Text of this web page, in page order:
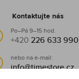
Kontaktujte nás
Po–Pá 9–15 hod.
+420 226 633 990
nebo na e-mail:
info@timestore.cz